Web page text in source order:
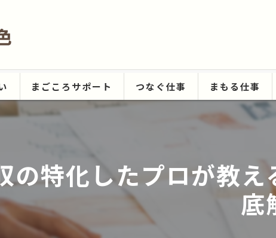
まごころサポート つなぐ仕事 まもる仕事
の特化したプロが教
底